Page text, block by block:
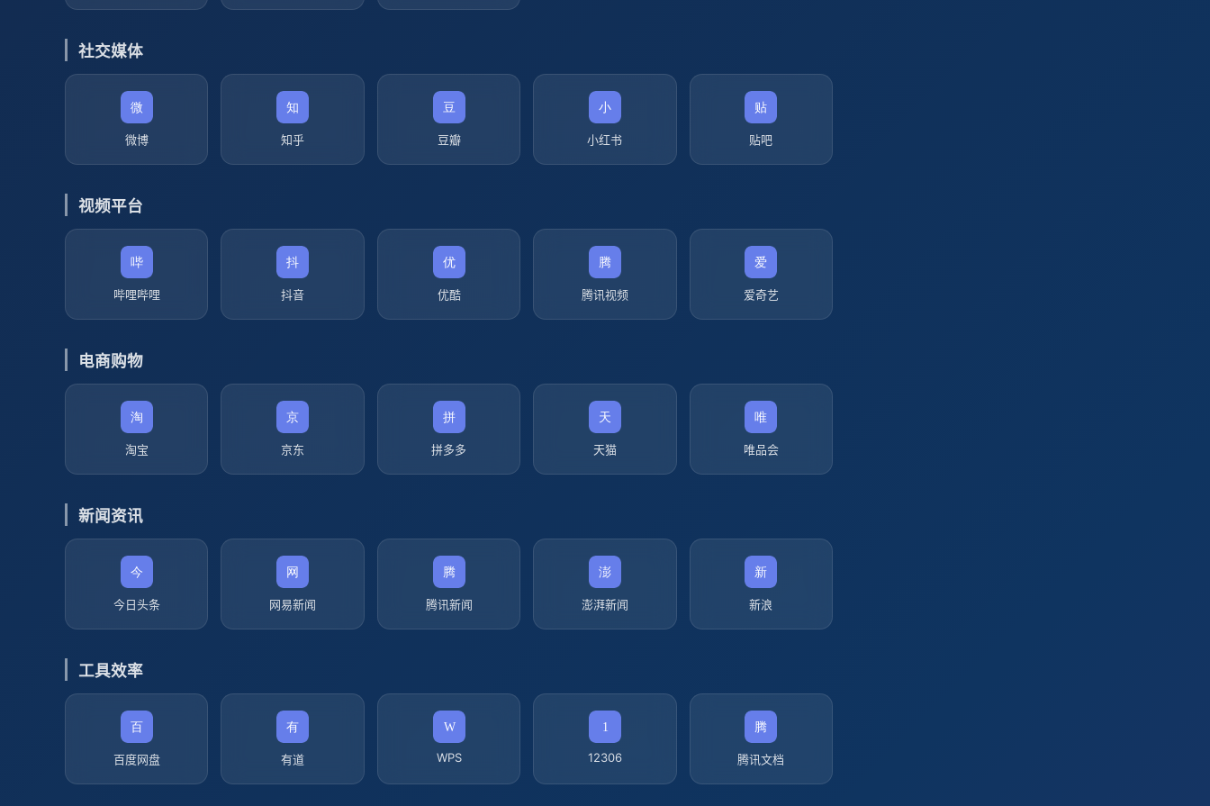
社交媒体
微博 知乎 豆瓣 小红书 贴吧
视频平台
哔哩哔哩 抖音 优酷 腾讯视频 爱奇艺
电商购物
淘宝 京东 拼多多 天猫 唯品会
新闻资讯
今日头条 网易新闻 腾讯新闻 澎湃新闻 新浪
工具效率
百度网盘 有道 WPS 12306 腾讯文档